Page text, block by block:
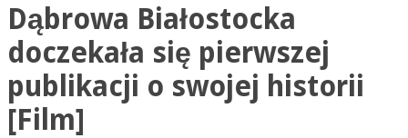
Dąbrowa Białostocka
doczekała się pierwszej
publikacji o swojej historii
[Film]